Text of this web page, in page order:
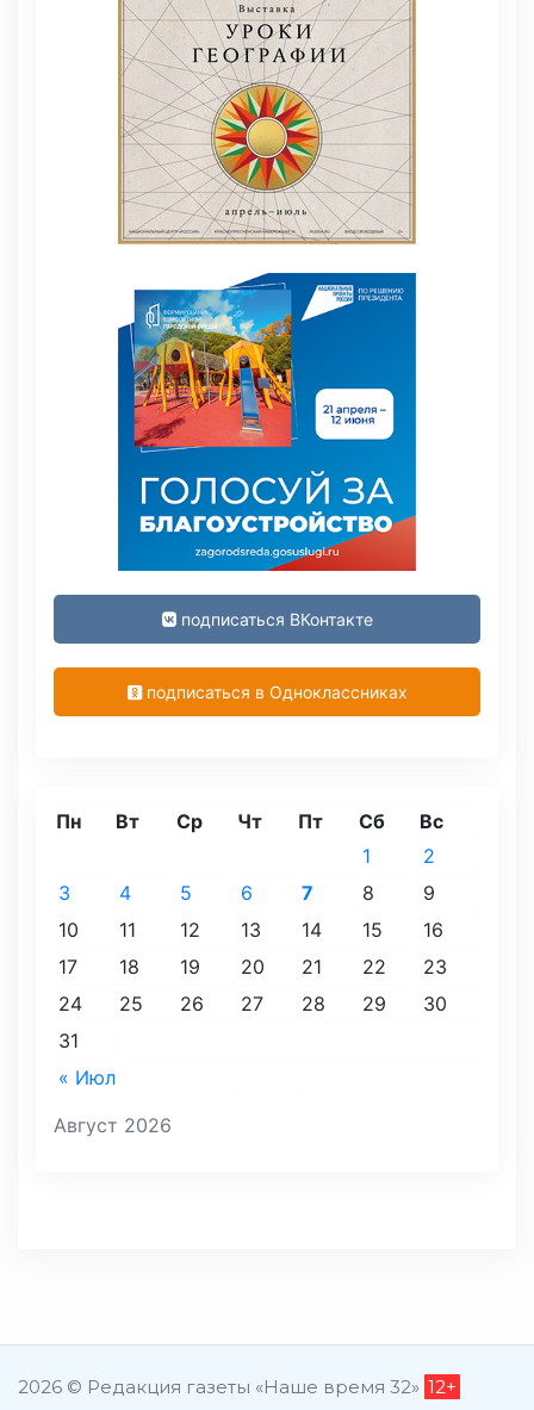
подписаться ВКонтакте
подписаться в Одноклассниках
Август 2026
Пн Вт Ср Чт Пт Сб Вс
« Июл
1
2
3
4 5 6 7 8
9
10
11 12 13 14 15
16
17
18 19 20 21 22
23
24
25 26 27 28 29
30
31
2026 © Редакция газеты «Наше время 32» 12+